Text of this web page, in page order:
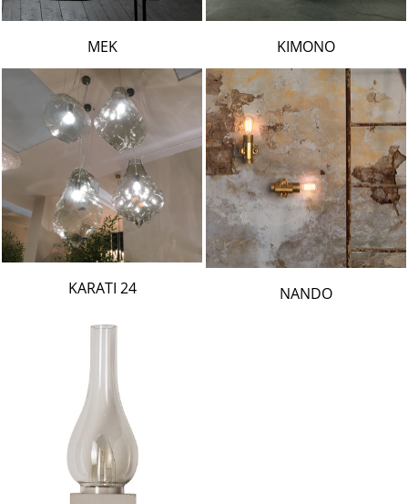
KIMONO
MEK
NANDO
24 KARATI